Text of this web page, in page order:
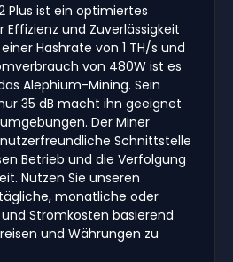
Plus ist ein optimiertes
und Zuverlässigkeit
Hashrate von 1 TH/s und
von 480W ist es
Alephium-Mining. Sein
35 dB macht ihn geeignet
Der Miner
Schnittstelle
Betrieb und die Verfolgung
Nutzen Sie unseren
monatliche oder
Stromkosten basierend
und Währungen zu